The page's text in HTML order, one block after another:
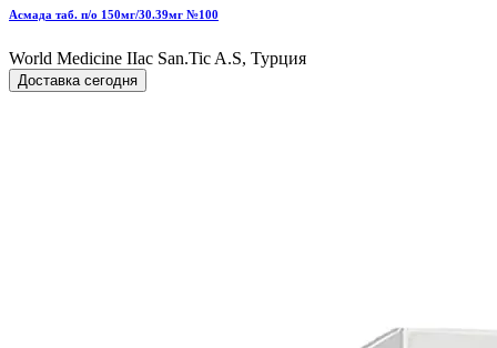
Асмада таб. п/о 150мг/30.39мг №100
World Мedicine IIac San.Tic A.S, Турция
Доставка сегодня